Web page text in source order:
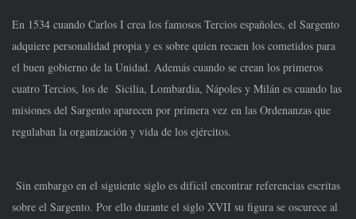
En 1534 cuando Carlos I crea los famosos Tercios españoles, el Sargento
adquiere personalidad propia y es sobre quien recaen los cometidos para
el buen gobierno de la Unidad. Además cuando se crean los primeros
cuatro Tercios, los de Sicilia, Lombardía, Nápoles y Milán es cuando las
misiones del Sargento aparecen por primera vez en las Ordenanzas que
regulaban la organización y vida de los ejércitos.
Sin embargo en el siguiente siglo es difícil encontrar referencias escritas
sobre el Sargento. Por ello durante el siglo XVII su figura se oscurece al